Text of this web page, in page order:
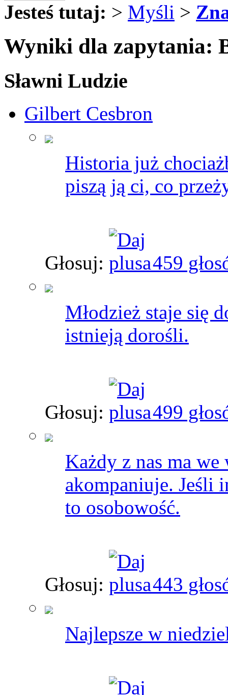
Jesteś tutaj: > Myśli >
Wyniki dla zapytania:
Sławni Ludzie
Gilbert Cesbron
Historia już
piszą ją ci, co
Głosuj: 459
Młodzież staje się
istnieją dorośli.
Głosuj: 499
Każdy z nas ma
akompaniuje. Jeśli
to osobowość.
Głosuj: 443
Najlepsze w